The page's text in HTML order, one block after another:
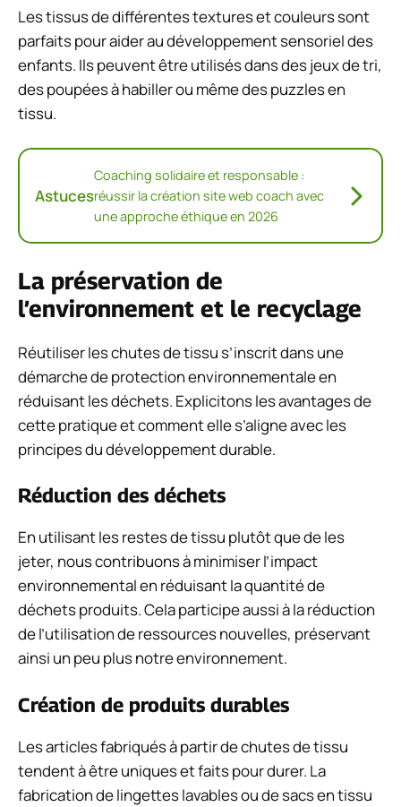
Les tissus de différentes textures et couleurs sont
parfaits pour aider au développement sensoriel des
enfants. Ils peuvent être utilisés dans des jeux de tri,
des poupées à habiller ou même des puzzles en
tissu.
Astuces
Coaching solidaire et responsable :
réussir la création site web coach avec
une approche éthique en 2026
La préservation de
l’environnement et le recyclage
Réutiliser les chutes de tissu s’inscrit dans une
démarche de protection environnementale en
réduisant les déchets. Explicitons les avantages de
cette pratique et comment elle s’aligne avec les
principes du développement durable.
Réduction des déchets
En utilisant les restes de tissu plutôt que de les
jeter, nous contribuons à minimiser l’impact
environnemental en réduisant la quantité de
déchets produits. Cela participe aussi à la réduction
de l’utilisation de ressources nouvelles, préservant
ainsi un peu plus notre environnement.
Création de produits durables
Les articles fabriqués à partir de chutes de tissu
tendent à être uniques et faits pour durer. La
fabrication de lingettes lavables ou de sacs en tissu